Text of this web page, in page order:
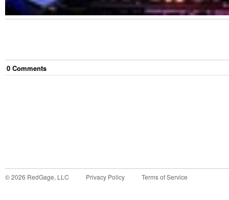
0 Comments
©2026 RedGage, LLC Privacy Policy Terms of Service